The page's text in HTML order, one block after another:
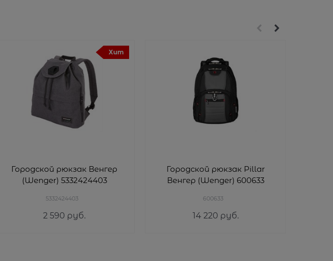
Хит
Городской рюкзак Венгер
(Wenger) 5332424403
5332424403
2 590 руб.
Городской рюкзак Pillar
Венгер (Wenger) 600633
600633
14 220 руб.